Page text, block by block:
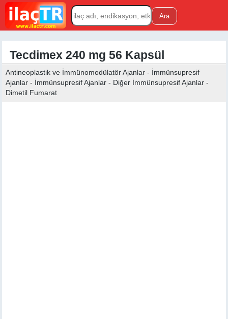
Tecdimex 240 mg 56 Kapsül
Antineoplastik ve İmmünomodülatör Ajanlar - İmmünsupresif
Ajanlar - İmmünsupresif Ajanlar - Diğer İmmünsupresif Ajanlar -
Dimetil Fumarat